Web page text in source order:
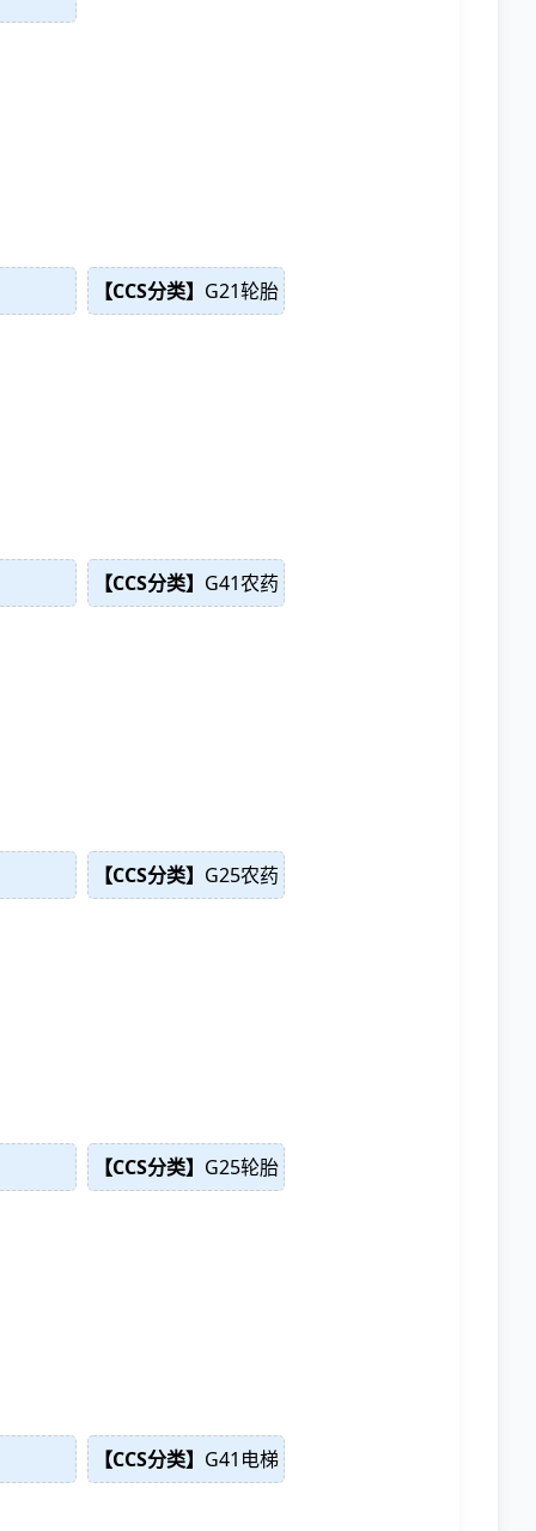
【CCS分类】 G21轮胎
【CCS分类】 G41农药
【CCS分类】 G25农药
【CCS分类】 G25轮胎
【CCS分类】 G41电梯